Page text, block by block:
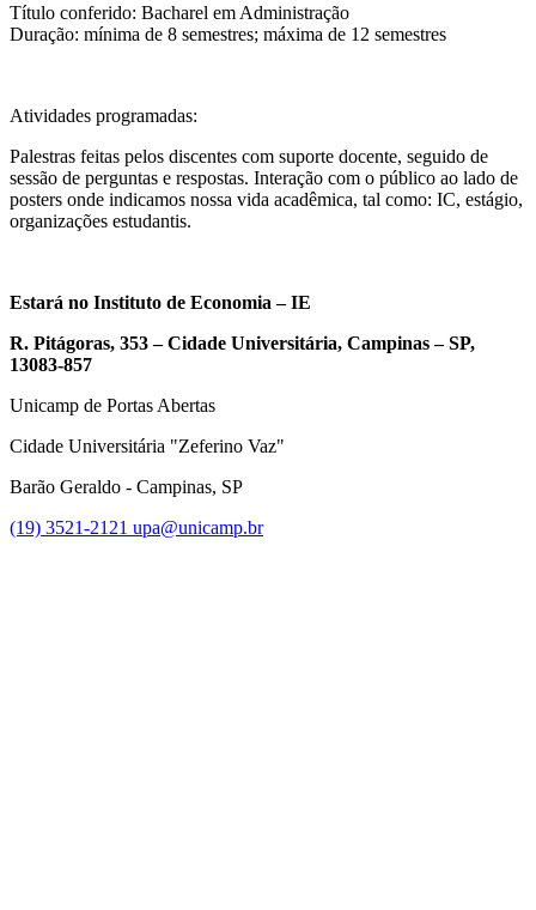
Título conferido: Bacharel em Administração
Duração: mínima de 8 semestres; máxima de 12 semestres
Atividades programadas:
Palestras feitas pelos discentes com suporte docente, seguido de
sessão de perguntas e respostas. Interação com o público ao lado de
posters onde indicamos nossa vida acadêmica, tal como: IC, estágio,
organizações estudantis.
Estará no Instituto de Economia – IE
R. Pitágoras, 353 – Cidade Universitária, Campinas – SP,
13083-857
Unicamp de Portas Abertas
Cidade Universitária "Zeferino Vaz"
Barão Geraldo - Campinas, SP
(19) 3521-2121 upa@unicamp.br